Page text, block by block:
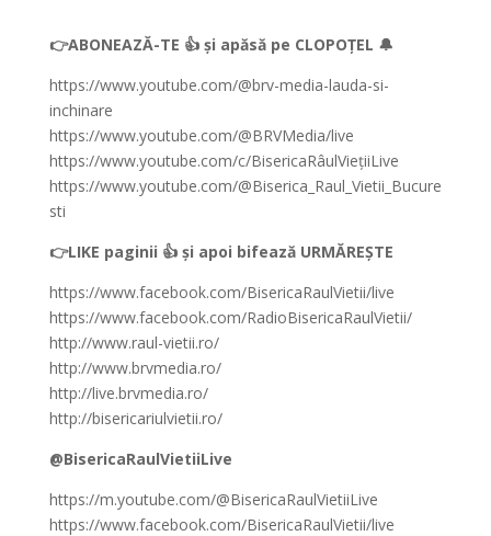
👉ABONEAZĂ-TE 👍 și apăsă pe CLOPOȚEL 🔔
https://www.youtube.com/@brv-media-lauda-si-
inchinare
https://www.youtube.com/@BRVMedia/live
https://www.youtube.com/c/BisericaRâulViețiiLive
https://www.youtube.com/@Biserica_Raul_Vietii_Bucure
sti
👉LIKE paginii 👍 și apoi bifează URMĂREȘTE
https://www.facebook.com/BisericaRaulVietii/live
https://www.facebook.com/RadioBisericaRaulVietii/
http://www.raul-vietii.ro/
http://www.brvmedia.ro/
http://live.brvmedia.ro/
http://bisericariulvietii.ro/
@BisericaRaulVietiiLive
https://m.youtube.com/@BisericaRaulVietiiLive
https://www.facebook.com/BisericaRaulVietii/live